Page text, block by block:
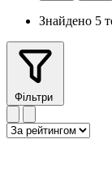
Знайдено 5
Фільтри